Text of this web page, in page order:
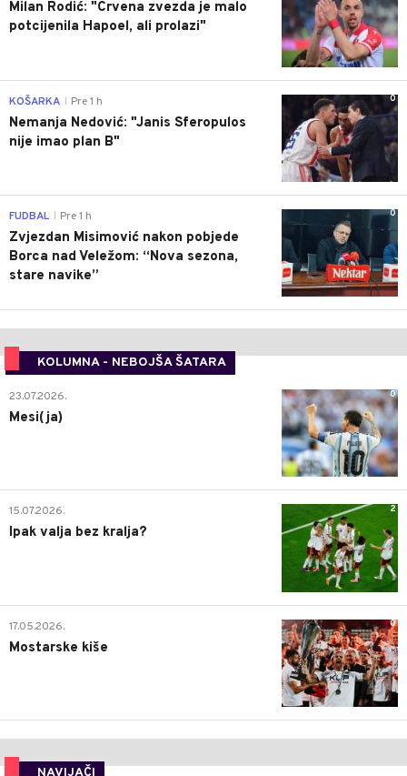
Milan Rodić: "Crvena zvezda je malo
potcijenila Hapoel, ali prolazi"
0
KOŠARKA Pre 1 h
Nemanja Nedović: "Janis Sferopulos
nije imao plan B"
0
FUDBAL Pre 1 h
Zvjezdan Misimović nakon pobjede
Borca nad Veležom: “Nova sezona,
stare navike”
KOLUMNA - NEBOJŠA ŠATARA
0
23.07.2026.
Mesi(ja)
2
15.07.2026.
Ipak valja bez kralja?
0
17.05.2026.
Mostarske kiše
NAVIJAČI